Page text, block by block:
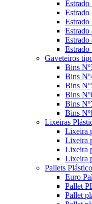
Gaveteiros
Bins
Bins
Bins
Bins
Bins
Bins
Lixeiras
Lixeira
Lixeira
Lixeira
Lixeira
Pallets
Euro
Pallet
Pallet